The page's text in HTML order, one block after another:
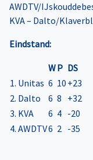
AWDTV/
KVA – Dalto/
Eindstand:
WP DS
1. Unitas 6 10 +23
2. Dalto
6 8 +32
3. KVA
6 4 -20
4. AWDTV6 2 -35